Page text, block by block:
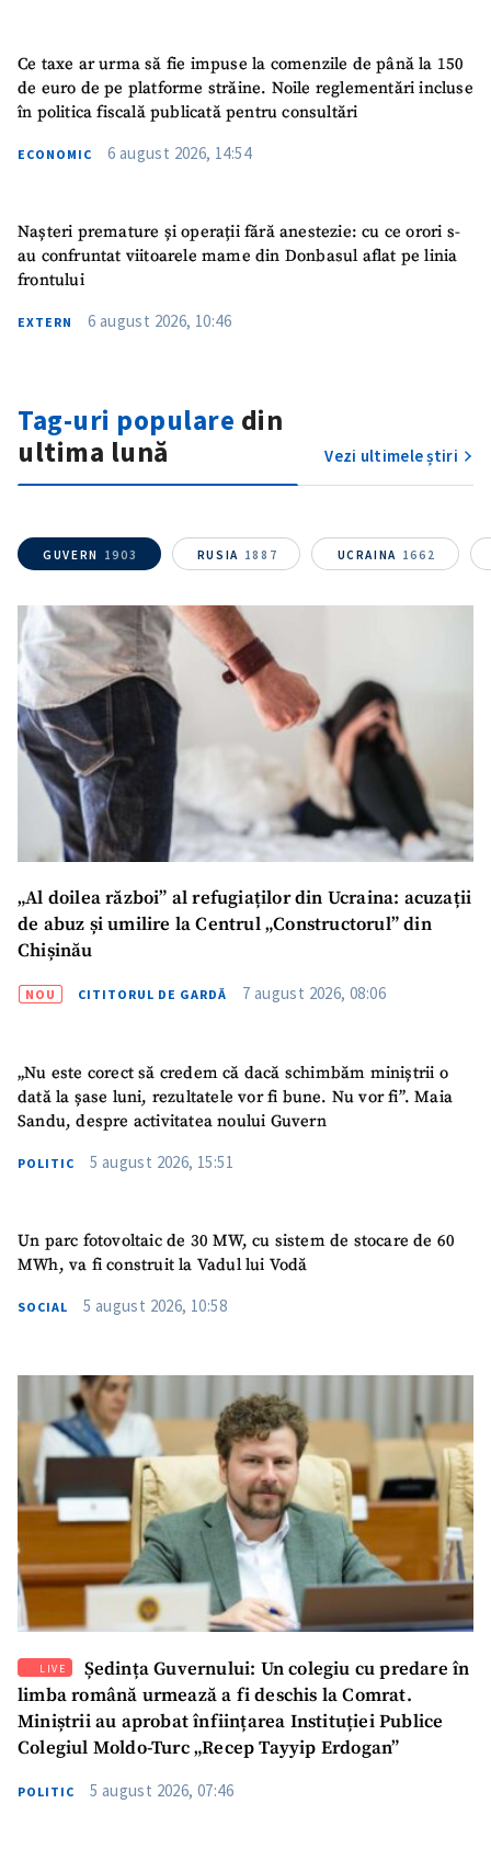
SUSȚINE
Ce taxe ar urma să fie impuse la comenzile de până la 150
de euro de pe platforme străine. Noile reglementări incluse
în politica fiscală publicată pentru consultări
ECONOMIC 6 august 2026, 14:54
Nașteri premature și operații fără anestezie: cu ce orori s-
au confruntat viitoarele mame din Donbasul aflat pe linia
frontului
EXTERN 6 august 2026, 10:46
Tag-uri populare din
ultima lună
Vezi ultimele știri
GUVERN 1903 RUSIA 1887 UCRAINA 1662
„Al doilea război” al refugiaților din Ucraina: acuzații
de abuz și umilire la Centrul „Constructorul” din
Chișinău
NOU CITITORUL DE GARDĂ 7 august 2026, 08:06
„Nu este corect să credem că dacă schimbăm miniștrii o
dată la șase luni, rezultatele vor fi bune. Nu vor fi”. Maia
Sandu, despre activitatea noului Guvern
POLITIC 5 august 2026, 15:51
Un parc fotovoltaic de 30 MW, cu sistem de stocare de 60
MWh, va fi construit la Vadul lui Vodă
SOCIAL 5 august 2026, 10:58
LIVE
Ședința Guvernului: Un colegiu cu predare în
limba română urmează a fi deschis la Comrat.
Miniștrii au aprobat înființarea Instituției Publice
Colegiul Moldo-Turc „Recep Tayyip Erdogan”
POLITIC 5 august 2026, 07:46
Titlu știre
+ Adaugă titlu
Link media+ Link media
Mesajul știrei
+ Mesajul știrei
CONTACT SURSĂ
Sursă anonimă
Nume + Numele meu
Email + Emailul meu
Telefon
+ Telefon personal
Am citit și sunt de
acord cupolitica de
confidențialitate.